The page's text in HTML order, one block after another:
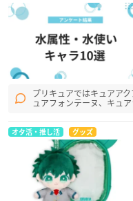
プリキュアではキュアア
ュアフォンテーヌ、キュ
オタ活・推し活 グッズ